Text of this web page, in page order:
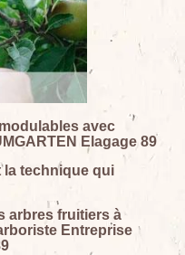
avec
Elagage 89
la technique qui
arbres fruitiers à
Entreprise